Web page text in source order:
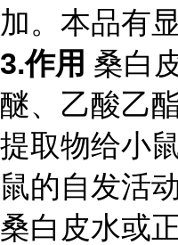
加。本品有
3.作用 桑白
醚、乙酸乙
提取物给小
鼠的自发活
桑白皮水或